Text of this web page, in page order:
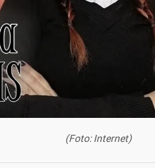
(Foto: Internet)